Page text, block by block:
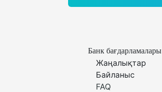
Банк бағдарламалары
Жаңалықтар
Байланыс
FAQ